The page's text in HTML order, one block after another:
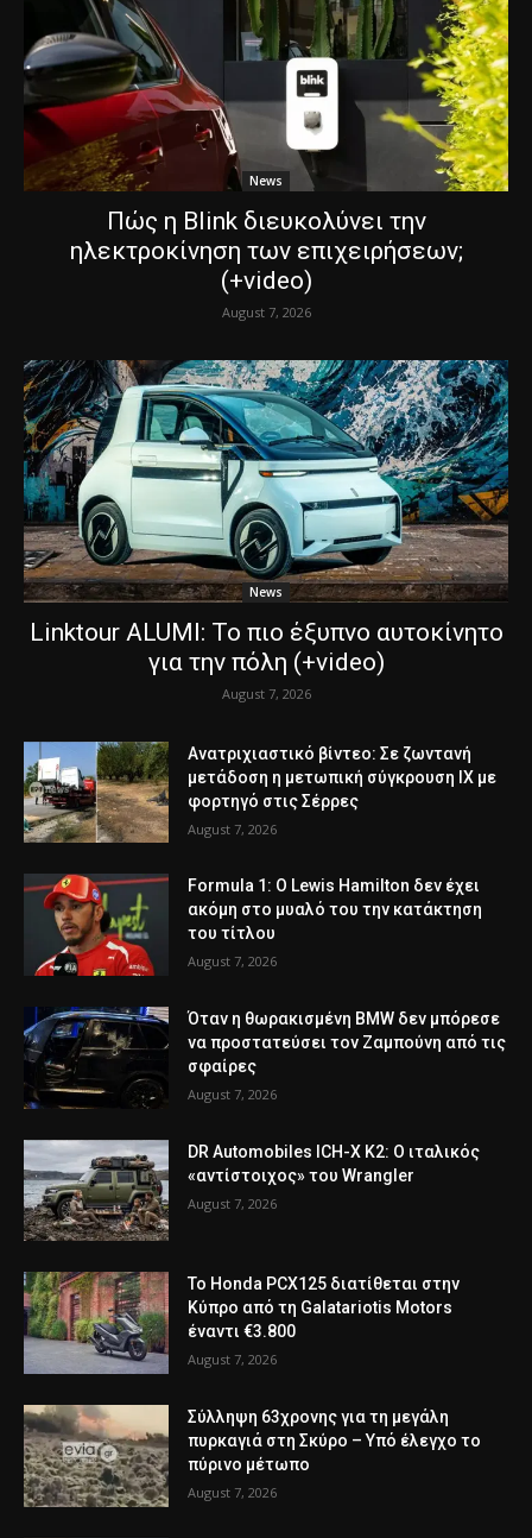
News
Πώς η Blink διευκολύνει την
ηλεκτροκίνηση των επιχειρήσεων;
(+video)
August 7, 2026
News
Linktour ALUMI: Το πιο έξυπνο αυτοκίνητο
για την πόλη (+video)
August 7, 2026
Ανατριχιαστικό βίντεο: Σε ζωντανή
μετάδοση η μετωπική σύγκρουση ΙΧ με
φορτηγό στις Σέρρες
August 7, 2026
Formula 1: Ο Lewis Hamilton δεν έχει
ακόμη στο μυαλό του την κατάκτηση
του τίτλου
August 7, 2026
Όταν η θωρακισμένη BMW δεν μπόρεσε
να προστατεύσει τον Ζαμπούνη από τις
σφαίρες
August 7, 2026
DR Automobiles ICH-X K2: Ο ιταλικός
«αντίστοιχος» του Wrangler
August 7, 2026
Το Honda PCX125 διατίθεται στην
Κύπρο από τη Galatariotis Motors
έναντι €3.800
August 7, 2026
Σύλληψη 63χρονης για τη μεγάλη
πυρκαγιά στη Σκύρο – Υπό έλεγχο το
πύρινο μέτωπο
August 7, 2026